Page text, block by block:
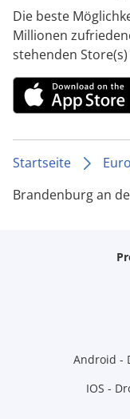
Die beste
Millionen
stehenden
Startseite
Brandenburg an
Android -
IOS -